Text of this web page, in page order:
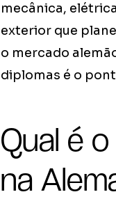
mecânica,
exterior que
o mercado
diplomas é o
Qual é
na